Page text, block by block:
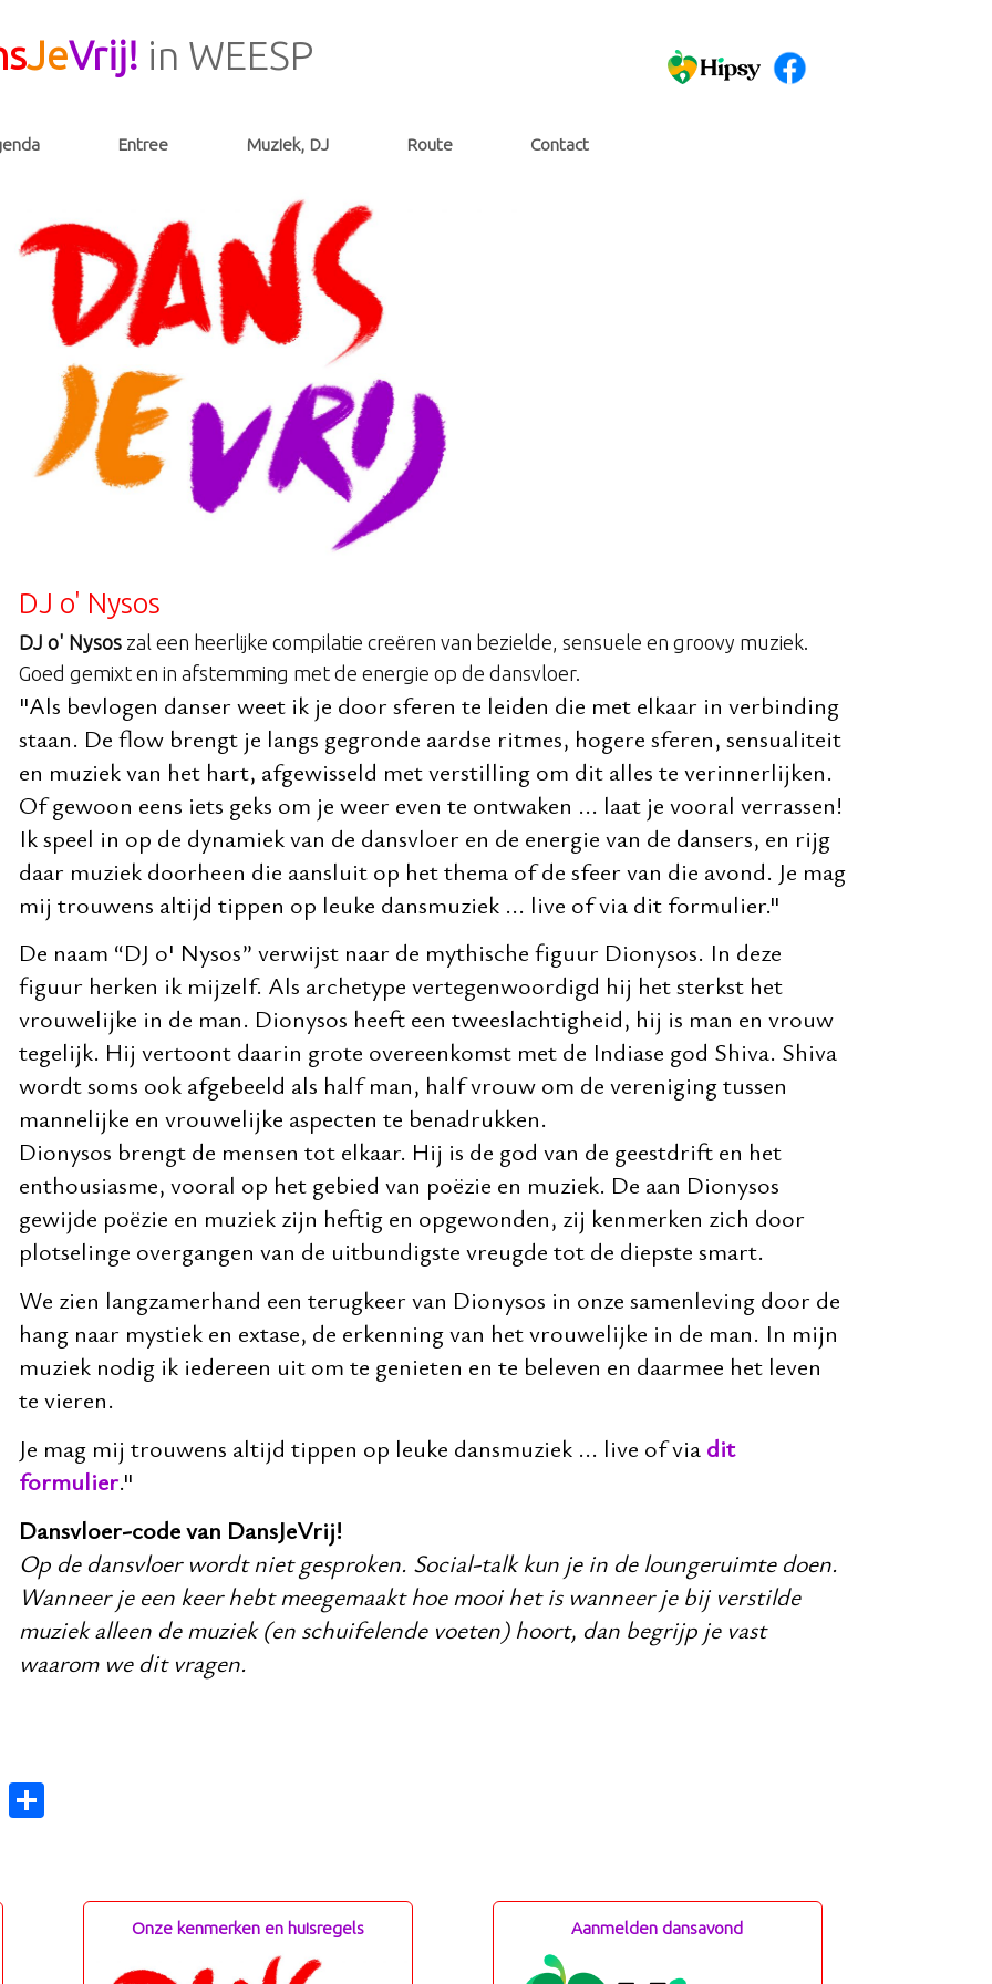
JeVrij! in WEESP
Entree Muziek, DJ Route Contact
DJ o' Nysos
DJ o' Nysos zal een heerlijke compilatie creëren van bezielde, sensuele en groovy muziek.
Goed gemixt en in afstemming met de energie op de dansvloer.
"Als bevlogen danser weet ik je door sferen te leiden die met elkaar in verbinding
staan. De flow brengt je langs gegronde aardse ritmes, hogere sferen, sensualiteit
en muziek van het hart, afgewisseld met verstilling om dit alles te verinnerlijken.
Of gewoon eens iets geks om je weer even te ontwaken ... laat je vooral verrassen!
Ik speel in op de dynamiek van de dansvloer en de energie van de dansers, en rijg
daar muziek doorheen die aansluit op het thema of de sfeer van die avond. Je mag
mij trouwens altijd tippen op leuke dansmuziek ... live of via dit formulier."
De naam “DJ o' Nysos” verwijst naar de mythische figuur Dionysos. In deze
figuur herken ik mijzelf. Als archetype vertegenwoordigd hij het sterkst het
vrouwelijke in de man. Dionysos heeft een tweeslachtigheid, hij is man en vrouw
tegelijk. Hij vertoont daarin grote overeenkomst met de Indiase god Shiva. Shiva
wordt soms ook afgebeeld als half man, half vrouw om de vereniging tussen
mannelijke en vrouwelijke aspecten te benadrukken.
Dionysos brengt de mensen tot elkaar. Hij is de god van de geestdrift en het
enthousiasme, vooral op het gebied van poëzie en muziek. De aan Dionysos
gewijde poëzie en muziek zijn heftig en opgewonden, zij kenmerken zich door
plotselinge overgangen van de uitbundigste vreugde tot de diepste smart.
We zien langzamerhand een terugkeer van Dionysos in onze samenleving door de
hang naar mystiek en extase, de erkenning van het vrouwelijke in de man. In mijn
muziek nodig ik iedereen uit om te genieten en te beleven en daarmee het leven
te vieren.
Je mag mij trouwens altijd tippen op leuke dansmuziek ... live of via dit
formulier."
Dansvloer-code van DansJeVrij!
Op de dansvloer wordt niet gesproken. Social-talk kun je in de loungeruimte doen.
Wanneer je een keer hebt meegemaakt hoe mooi het is wanneer je bij verstilde
muziek alleen de muziek (en schuifelende voeten) hoort, dan begrijp je vast
waarom we dit vragen.
E
m
Onze kenmerken en huisregels Aanmelden dansavond